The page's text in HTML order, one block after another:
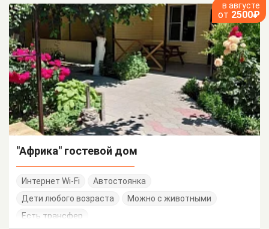
в августе
от 2500₽
"Африка" гостевой дом
Интернет Wi-Fi
Автостоянка
Дети любого возраста
Можно с животными
Есть трансфер